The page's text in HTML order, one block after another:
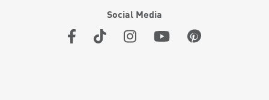
Social Media